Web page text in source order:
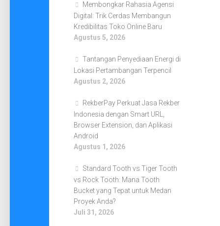
Membongkar Rahasia Agensi
Digital: Trik Cerdas Membangun
Kredibilitas Toko Online Baru
Agustus 5, 2026
Tantangan Penyediaan Energi di
Lokasi Pertambangan Terpencil
Agustus 2, 2026
RekberPay Perkuat Jasa Rekber
Indonesia dengan Smart URL,
Browser Extension, dan Aplikasi
Android
Agustus 1, 2026
Standard Tooth vs Tiger Tooth
vs Rock Tooth: Mana Tooth
Bucket yang Tepat untuk Medan
Proyek Anda?
Juli 31, 2026